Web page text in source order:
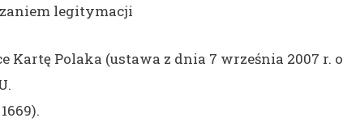
legitymacji
Kartę Polaka (ustawa z dnia 7 września 2007 r. o